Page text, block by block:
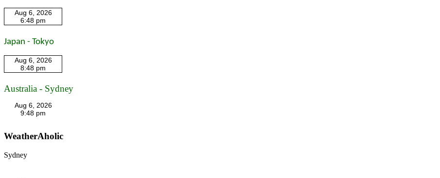
Japan - Tokyo
Australia - Sydney
WeatherAholic
Sydney